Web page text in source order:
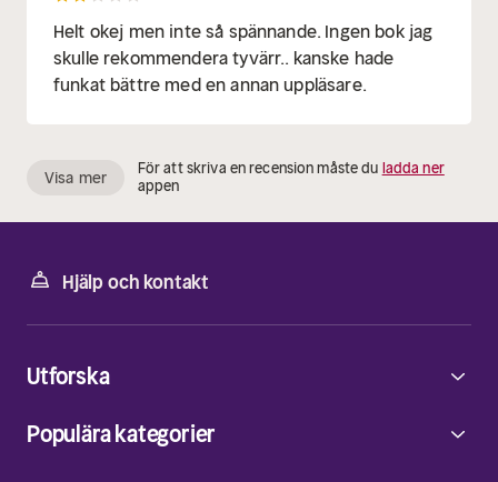
Helt okej men inte så spännande. Ingen bok jag
skulle rekommendera tyvärr.. kanske hade
funkat bättre med en annan uppläsare.
Visa mer För att skriva en recension måste du ladda ner
appen
Hjälp och kontakt
Utforska
Populära kategorier